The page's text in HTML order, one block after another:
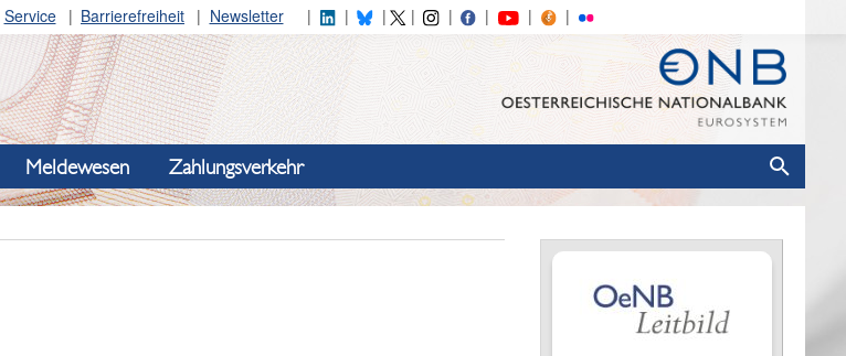
Service Barrierefreiheit Newsletter
Meldewesen Zahlungsverkehr